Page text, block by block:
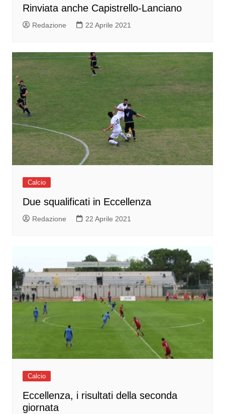
Rinviata anche Capistrello-Lanciano
Redazione 22 Aprile 2021
Calcio
Due squalificati in Eccellenza
Redazione 22 Aprile 2021
Calcio
Eccellenza, i risultati della seconda
giornata